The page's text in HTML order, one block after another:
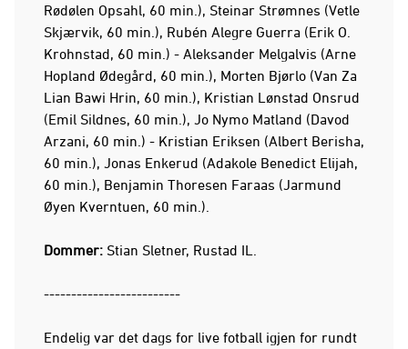
Rødølen Opsahl, 60 min.), Steinar Strømnes (Vetle
Skjærvik, 60 min.), Rubén Alegre Guerra (Erik O.
Krohnstad, 60 min.) - Aleksander Melgalvis (Arne
Hopland Ødegård, 60 min.), Morten Bjørlo (Van Za
Lian Bawi Hrin, 60 min.), Kristian Lønstad Onsrud
(Emil Sildnes, 60 min.), Jo Nymo Matland (Davod
Arzani, 60 min.) - Kristian Eriksen (Albert Berisha,
60 min.), Jonas Enkerud (Adakole Benedict Elijah,
60 min.), Benjamin Thoresen Faraas (Jarmund
Øyen Kverntuen, 60 min.).
Dommer: Stian Sletner, Rustad IL.
-------------------------
Endelig var det dags for live fotball igjen for rundt